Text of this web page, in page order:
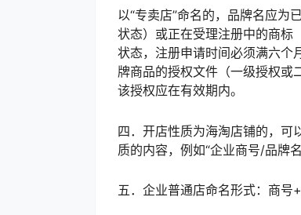
以“专卖店”命名的，品牌名应为
状态）或正在受理注册中的商标
状态，注册申请时间必须满六个
牌商品的授权文件（一级授权或
该授权应在有效期内。
四．开店性质为海淘店铺的，可
质的内容，例如“企业商号/品牌
五．企业普通店命名形式：商号